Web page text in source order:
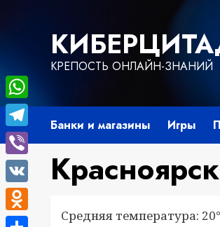
содержимому
КРЕПОСТЬ ОНЛАЙН-ЗНАНИЙ
Банки и магазины Игры
Красноярск
Средняя температура:
WhatsApp
Telegram
Viber
VK
Odnoklassniki